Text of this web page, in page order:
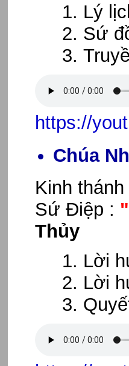
Lý
Sứ
https://
Chúa
Kinh thánh
Sứ Điệp :
Thủy
Lời
Lời